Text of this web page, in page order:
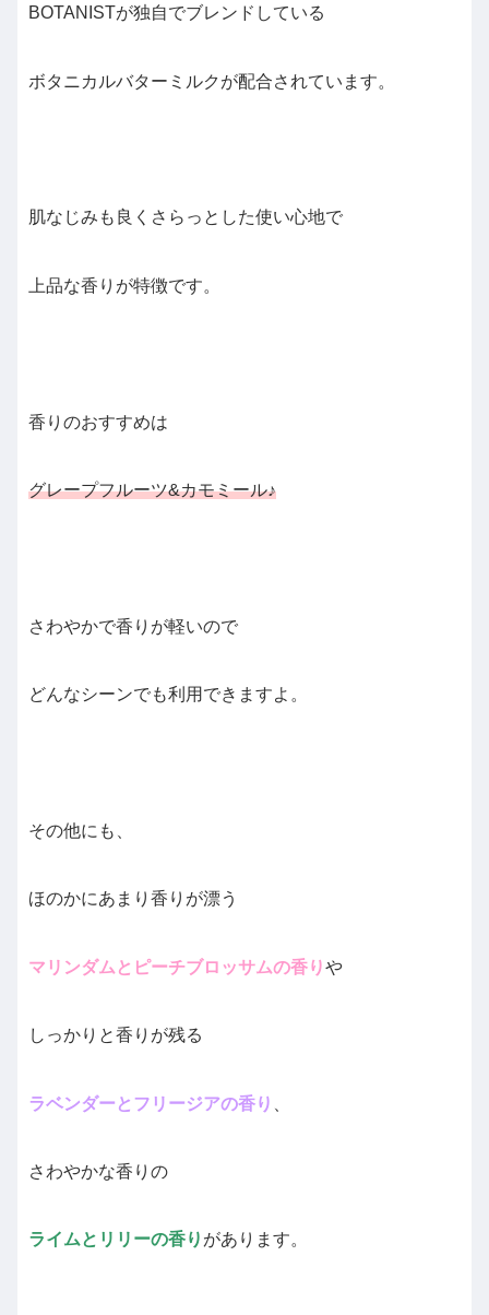
BOTANISTが独自でブレンドしている
ボタニカルバターミルクが配合されています。
肌なじみも良くさらっとした使い心地で
上品な香りが特徴です。
香りのおすすめは
グレープフルーツ&カモミール♪
さわやかで香りが軽いので
どんなシーンでも利用できますよ。
その他にも、
ほのかにあまり香りが漂う
マリンダムとピーチブロッサムの香りや
しっかりと香りが残る
ラベンダーとフリージアの香り
さわやかな香りの
ライムとリリーの香り があります。